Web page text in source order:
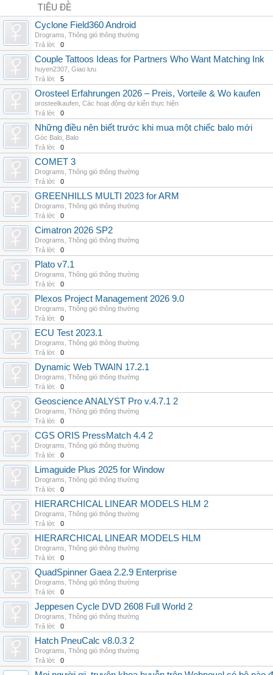
TIÊU ĐỀ
Cyclone Field360 Android
Drograms Thông gió thông thường
Trả lời:
0
Couple Tattoos Ideas for Partners Who Want Matching Ink
huyen2307 Giao lưu
Trả lời:
5
Orosteel Erfahrungen 2026 – Preis, Vorteile & Wo kaufen
orosteelkaufen Các hoạt động dự kiến thực hiện
Trả lời:
0
Những điều nên biết trước khi mua một chiếc balo mới
Góc Balo Balo
Trả lời:
0
COMET 3
Drograms Thông gió thông thường
Trả lời:
0
GREENHILLS MULTI 2023 for ARM
Drograms Thông gió thông thường
Trả lời:
0
Cimatron 2026 SP2
Drograms Thông gió thông thường
Trả lời:
0
Plato v7.1
Drograms Thông gió thông thường
Trả lời:
0
Plexos Project Management 2026 9.0
Drograms Thông gió thông thường
Trả lời:
0
ECU Test 2023.1
Drograms Thông gió thông thường
Trả lời:
0
Dynamic Web TWAIN 17.2.1
Drograms Thông gió thông thường
Trả lời:
0
Geoscience ANALYST Pro v.4.7.1 2
Drograms Thông gió thông thường
Trả lời:
0
CGS ORIS PressMatch 4.4 2
Drograms Thông gió thông thường
Trả lời:
0
Limaguide Plus 2025 for Window
Drograms Thông gió thông thường
Trả lời:
0
HIERARCHICAL LINEAR MODELS HLM 2
Drograms Thông gió thông thường
Trả lời:
0
HIERARCHICAL LINEAR MODELS HLM
Drograms Thông gió thông thường
Trả lời:
0
QuadSpinner Gaea 2.2.9 Enterprise
Drograms Thông gió thông thường
Trả lời:
0
Jeppesen Cycle DVD 2608 Full World 2
Drograms Thông gió thông thường
Trả lời:
0
Hatch PneuCalc v8.0.3 2
Drograms Thông gió thông thường
Trả lời:
0